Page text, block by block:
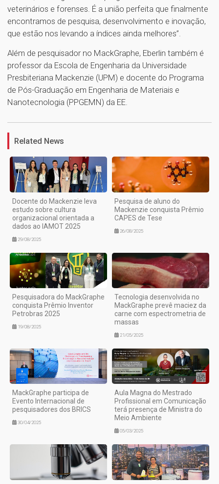
veterinários e forenses. É a união perfeita que finalmente
encontramos de pesquisa, desenvolvimento e inovação,
que estão nos levando a índices ainda melhores”.
Além de pesquisador no MackGraphe, Eberlin também é
professor da Escola de Engenharia da Universidade
Presbiteriana Mackenzie (UPM) e docente do Programa
de Pós-Graduação em Engenharia de Materiais e
Nanotecnologia (PPGEMN) da EE.
1
Related News
Docente do Mackenzie leva
estudo sobre cultura
organizacional orientada a
dados ao IAMOT 2025
29/08/2025
Pesquisa de aluno do
Mackenzie conquista Prêmio
CAPES de Tese
26/08/2025
Pesquisadora do MackGraphe
conquista Prêmio Inventor
Petrobras 2025
19/08/2025
Tecnologia desenvolvida no
MackGraphe prevê maciez da
carne com espectrometria de
massas
21/05/2025
MackGraphe participa de
Evento Internacional de
pesquisadores dos BRICS
30/04/2025
Aula Magna do Mestrado
Profissional em Comunicação
terá presença de Ministra do
Meio Ambiente
05/03/2025